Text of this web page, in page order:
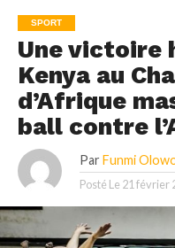
SPORT
Une victoire
Kenya au
d’Afrique
ball contre
Par Funmi
Posté Le 21 février